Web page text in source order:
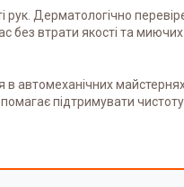
рук. Дерматологічно
без втрати якості та
автомеханічних
підтримувати чистоту